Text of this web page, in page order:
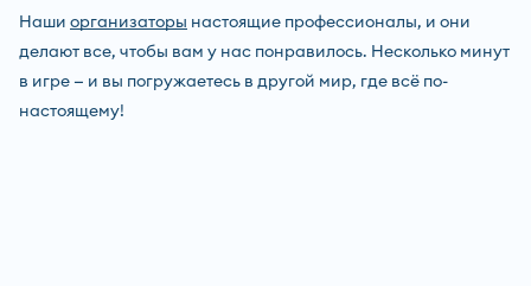
Наши организаторы настоящие профессионалы, и они
делают все, чтобы вам у нас понравилось. Несколько минут
в игре — и вы погружаетесь в другой мир, где всё по-
настоящему!